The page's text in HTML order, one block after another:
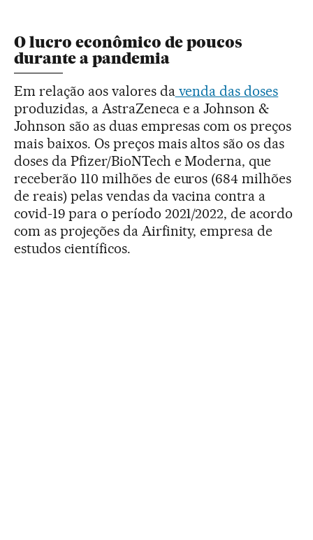
O lucro econômico de poucos
durante a pandemia
Em relação aos valores davenda das doses
produzidas, a AstraZeneca e a Johnson &
Johnson são as duas empresas com os preços
mais baixos. Os preços mais altos são os das
doses da Pfizer/BioNTech e Moderna, que
receberão 110 milhões de euros (684 milhões
de reais) pelas vendas da vacina contra a
covid-19 para o período 2021/2022, de acordo
com as projeções da Airfinity, empresa de
estudos científicos.